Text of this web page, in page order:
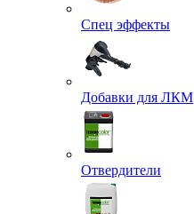
Спец эффекты
Добавки для ЛКМ
Отвердители